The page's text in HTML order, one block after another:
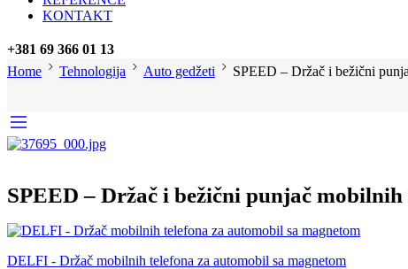
KONTAKT
+381 69 366 01 13
Home
Tehnologija Auto gedžeti SPEED – Držač i bežični
SPEED – Držač i bežični punjač
DELFI - Držač mobilnih telefona za automobil sa magnetom